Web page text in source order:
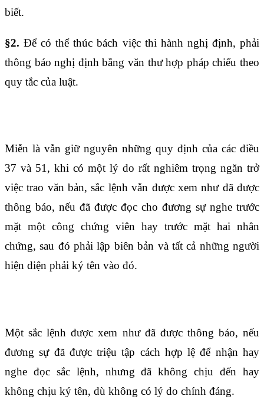
biết.
§2. Để có thể thúc bách việc thi hành nghị định, phải
thông báo nghị định bằng văn thư hợp pháp chiếu theo
quy tắc của luật.
Miễn là vẫn giữ nguyên những quy định của các điều
37 và 51, khi có một lý do rất nghiêm trọng ngăn trở
việc trao văn bản, sắc lệnh vẫn được xem như đã được
thông báo, nếu đã được đọc cho đương sự nghe trước
mặt một công chứng viên hay trước mặt hai nhân
chứng, sau đó phải lập biên bản và tất cả những người
hiện diện phải ký tên vào đó.
Một sắc lệnh được xem như đã được thông báo, nếu
đương sự đã được triệu tập cách hợp lệ để nhận hay
nghe đọc sắc lệnh, nhưng đã không chịu đến hay
không chịu ký tên, dù không có lý do chính đáng.